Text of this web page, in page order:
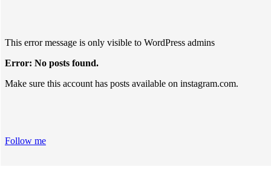
This error message is only visible to WordPress admins
Error: No posts found.
Make sure this account has posts available on instagram.com.
Follow me